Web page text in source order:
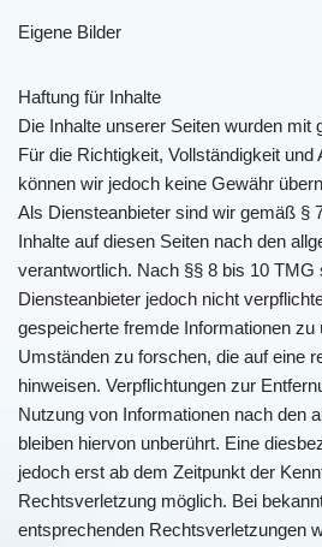
Eigene Bilder
Haftung für Inhalte
Die Inhalte unserer Seiten wurden mit
Für die Richtigkeit, Vollständigkeit und
können wir jedoch keine Gewähr
Als Diensteanbieter sind wir gemäß §
Inhalte auf diesen Seiten nach den
verantwortlich. Nach §§ 8 bis 10 TMG
Diensteanbieter jedoch nicht
gespeicherte fremde Informationen
Umständen zu forschen, die auf eine
hinweisen. Verpflichtungen zur
Nutzung von Informationen nach den
bleiben hiervon unberührt. Eine
jedoch erst ab dem Zeitpunkt der
Rechtsverletzung möglich. Bei
entsprechenden Rechtsverletzungen